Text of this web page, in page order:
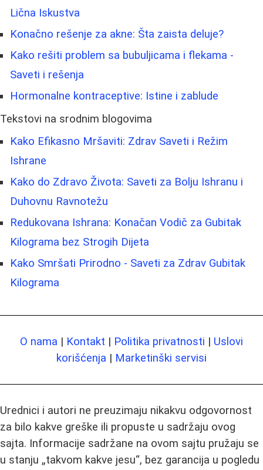
Lična Iskustva
Konačno rešenje za akne: Šta zaista deluje?
Kako rešiti problem sa bubuljicama i flekama -
Saveti i rešenja
Hormonalne kontraceptive: Istine i zablude
Tekstovi na srodnim blogovima
Kako Efikasno Mršaviti: Zdrav Saveti i Režim
Ishrane
Kako do Zdravo Života: Saveti za Bolju Ishranu i
Duhovnu Ravnotežu
Redukovana Ishrana: Konačan Vodič za Gubitak
Kilograma bez Strogih Dijeta
Kako Smršati Prirodno - Saveti za Zdrav Gubitak
Kilograma
O nama | Kontakt | Politika privatnosti | Uslovi
korišćenja | Marketinški servisi
Urednici i autori ne preuzimaju nikakvu odgovornost
za bilo kakve greške ili propuste u sadržaju ovog
sajta. Informacije sadržane na ovom sajtu pružaju se
u stanju „takvom kakve jesu“, bez garancija u pogledu